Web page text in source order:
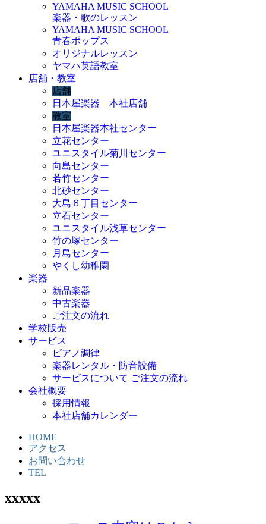
YAMAHA MUSIC SCHOOL
楽器・歌のレッスン
YAMAHA MUSIC SCHOOL
青春ポップス
オリジナルレッスン
ヤマハ英語教室
店舗・教室
店舗
日本屋楽器 本社店舗
教室
日本屋楽器本社センター
立花センター
ユニスタイル菊川センター
向島センター
若竹センター
北砂センター
大島６丁目センター
立石センター
ユニスタイル浅草センター
竹の塚センター
月島センター
やくし幼稚園
楽器
新品楽器
中古楽器
ご注文の流れ
学校販売
サービス
ピアノ調律
楽器レンタル・防音設備
サービスについて ご注文の流れ
会社概要
採用情報
本社店舗カレンダー
HOME
アクセス
お問い合わせ
TEL
xxxxx